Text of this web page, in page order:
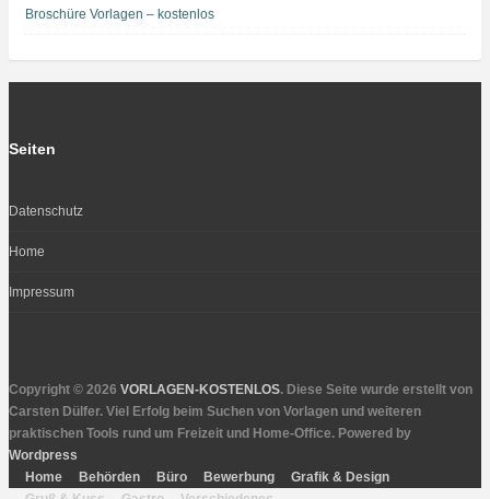
Broschüre Vorlagen – kostenlos
Seiten
Datenschutz
Home
Impressum
Copyright © 2026 VORLAGEN-KOSTENLOS. Diese Seite wurde erstellt von
Carsten Dülfer. Viel Erfolg beim Suchen von Vorlagen und weiteren
praktischen Tools rund um Freizeit und Home-Office. Powered by
Wordpress
Home
Behörden Büro Bewerbung
Grafik & Design